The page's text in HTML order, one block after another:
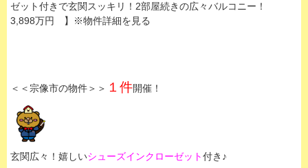
ゼット付きで玄関スッキリ！2部屋続きの広々バルコニー！
3,898万円 】※物件詳細を見る
＜＜宗像市の物件＞＞ １件開催！
玄関広々！嬉しいシューズインクローゼット付き♪